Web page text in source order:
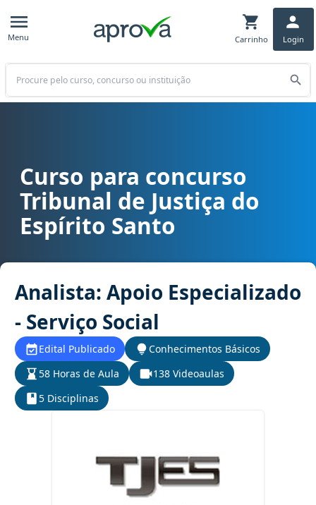
Menu Carrinho Login
Buscar
Curso para concurso TJ ES - Tribunal de Justiça do Espírito Santo
Curso para concurso
Tribunal de Justiça do
Espírito Santo
Analista: Apoio Especializado
- Serviço Social
Edital Publicado
Conhecimentos Básicos
58 Horas de Aula
138 Videoaulas
5 Disciplinas